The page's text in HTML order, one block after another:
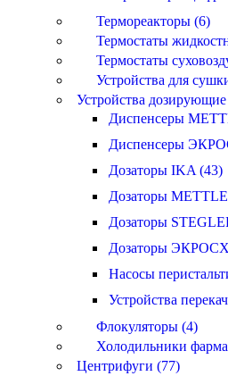
Термореакторы (6)
Термостаты
Термостаты
Устройства для
Устройства
Диспенсеры
Диспенсеры
Дозаторы IKA (43)
Дозаторы
Дозаторы
Дозаторы
Насосы
Устройства
Флокуляторы (4)
Холодильники
Центрифуги (77)